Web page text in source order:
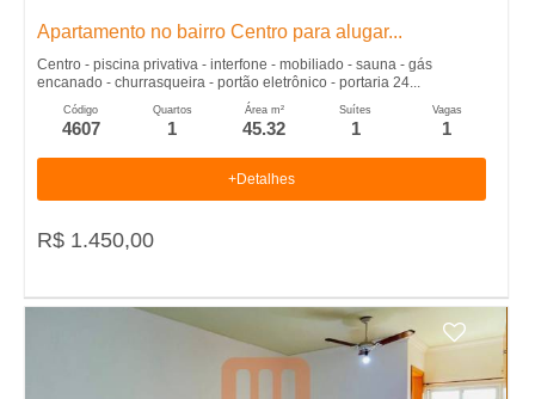
Apartamento no bairro Centro para alugar...
Centro - piscina privativa - interfone - mobiliado - sauna - gás
encanado - churrasqueira - portão eletrônico - portaria 24...
Código
4607
Quartos
1
Área m²
45.32
Suítes
1
Vagas
1
+Detalhes
R$ 1.450,00